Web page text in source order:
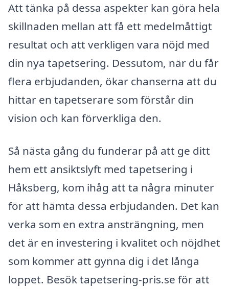
Att tänka på dessa aspekter kan göra hela
skillnaden mellan att få ett medelmåttigt
resultat och att verkligen vara nöjd med
din nya tapetsering. Dessutom, när du får
flera erbjudanden, ökar chanserna att du
hittar en tapetserare som förstår din
vision och kan förverkliga den.
Så nästa gång du funderar på att ge ditt
hem ett ansiktslyft med tapetsering i
Håksberg, kom ihåg att ta några minuter
för att hämta dessa erbjudanden. Det kan
verka som en extra ansträngning, men
det är en investering i kvalitet och nöjdhet
som kommer att gynna dig i det långa
loppet. Besök tapetsering-pris.se för att